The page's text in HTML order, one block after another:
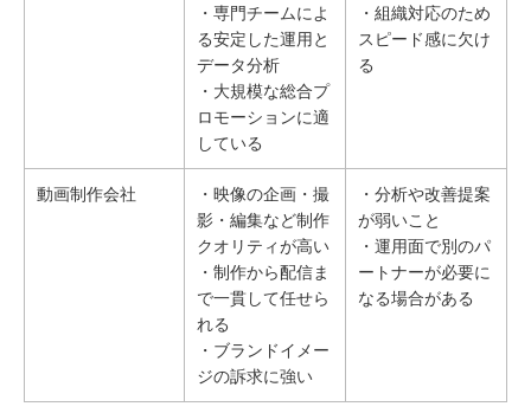
・専門チームによ
る安定した運用と
データ分析
・大規模な総合プ
ロモーションに適
している
・組織対応のため
スピード感に欠け
る
動画制作会社
・映像の企画・撮
影・編集など制作
クオリティが高い
・制作から配信ま
で一貫して任せら
れる
・ブランドイメー
ジの訴求に強い
・分析や改善提案
が弱いこと
・運用面で別のパ
ートナーが必要に
なる場合がある